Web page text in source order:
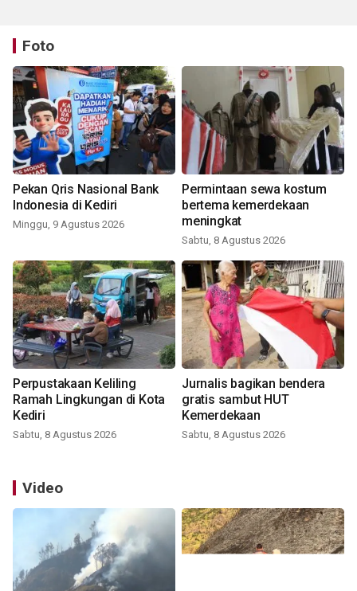
Foto
Pekan Qris Nasional Bank
Indonesia di Kediri
Minggu, 9 Agustus 2026
Permintaan sewa kostum
bertema kemerdekaan
meningkat
Sabtu, 8 Agustus 2026
Perpustakaan Keliling
Ramah Lingkungan di Kota
Kediri
Sabtu, 8 Agustus 2026
Jurnalis bagikan bendera
gratis sambut HUT
Kemerdekaan
Sabtu, 8 Agustus 2026
Video